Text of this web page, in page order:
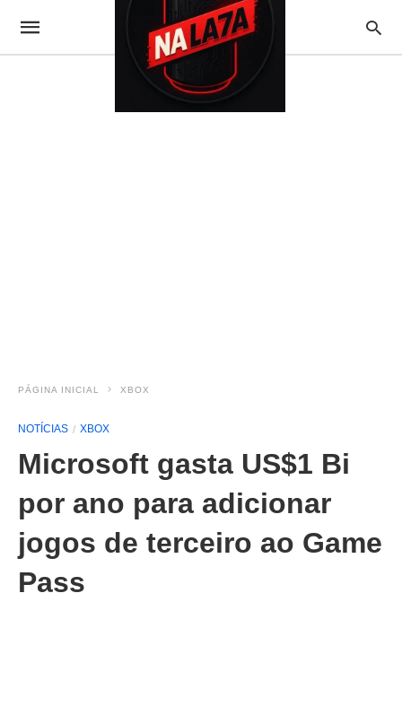
PÁGINA INICIAL XBOX
NOTÍCIAS XBOX
Microsoft gasta US$1 Bi
por ano para adicionar
jogos de terceiro ao Game
Pass